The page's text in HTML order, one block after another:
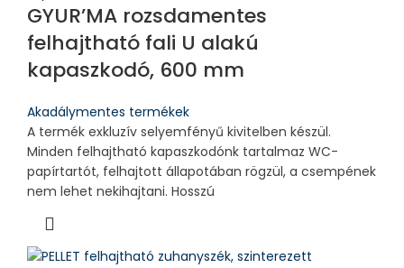
GYUR’MA rozsdamentes
felhajtható fali U alakú
kapaszkodó, 600 mm
Akadálymentes termékek
A termék exkluzív selyemfényű kivitelben készül.
Minden felhajtható kapaszkodónk tartalmaz WC-
papírtartót, felhajtott állapotában rögzül, a csempének
nem lehet nekihajtani. Hosszú